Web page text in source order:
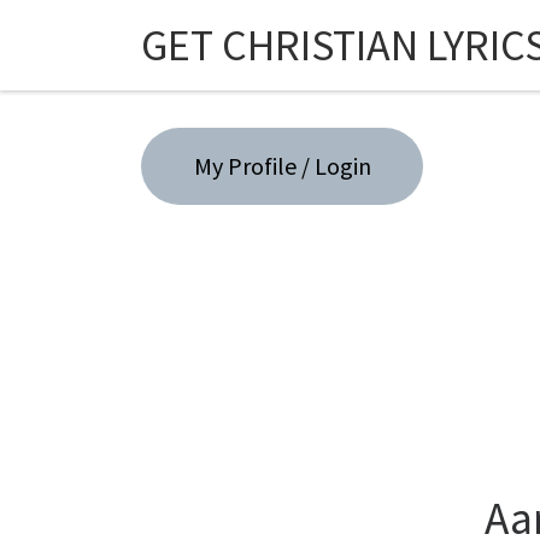
Skip to contentGET CHRISTIAN
My Profile / Login